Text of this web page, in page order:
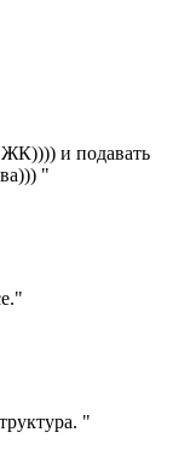
и подавать
"
"